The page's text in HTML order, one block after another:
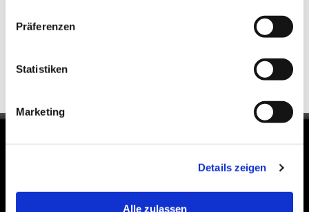
Präferenzen
Statistiken
Marketing
Details zeigen
Alle zulassen
Anfahrt